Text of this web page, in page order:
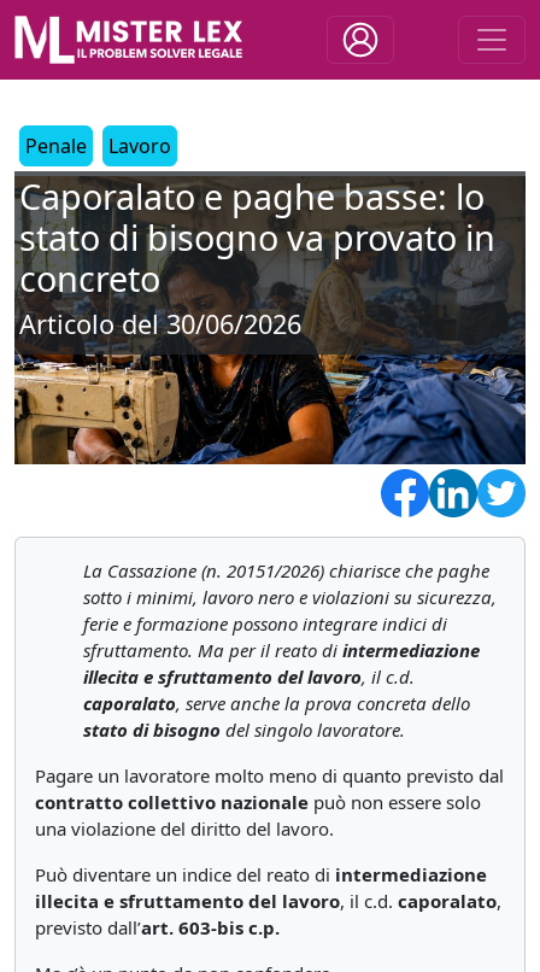
Penale Lavoro
Caporalato e paghe basse: lo
stato di bisogno va provato in
concreto
Articolo del 30/06/2026
La Cassazione (n. 20151/2026) chiarisce che paghe
sotto i minimi, lavoro nero e violazioni su sicurezza,
ferie e formazione possono integrare indici di
sfruttamento. Ma per il reato di intermediazione
illecita e sfruttamento del lavoro, il c.d.
caporalato, serve anche la prova concreta dello
stato di bisogno del singolo lavoratore.
Pagare un lavoratore molto meno di quanto previsto dal
contratto collettivo nazionale può non essere solo
una violazione del diritto del lavoro.
Può diventare un indice del reato di intermediazione
illecita e sfruttamento del lavoro, il c.d. caporalato,
previsto dall’art. 603-bis c.p.